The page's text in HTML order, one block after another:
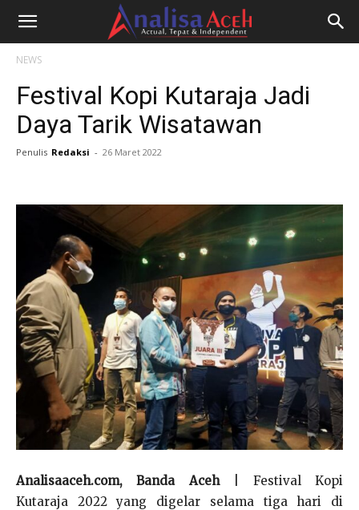
NEWS
Festival Kopi Kutaraja Jadi
Daya Tarik Wisatawan
Penulis Redaksi - 26 Maret 2022
Analisaaceh.com, Banda Aceh| Festival Kopi
Kutaraja 2022 yang digelar selama tiga hari di